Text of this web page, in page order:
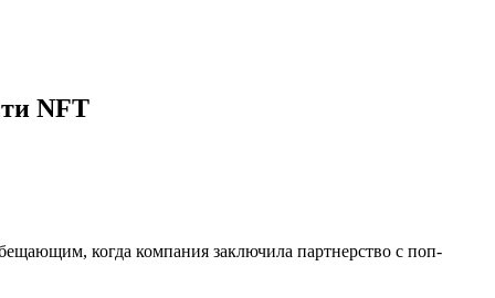
NFT
когда компания заключила партнерство с поп-